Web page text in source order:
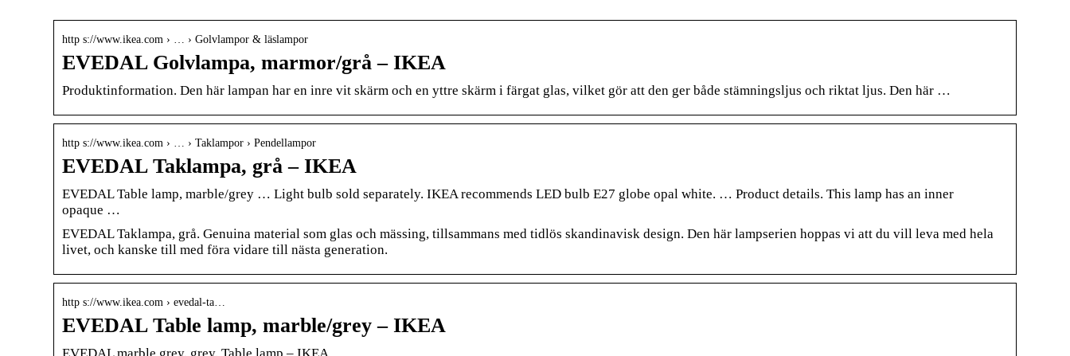
http s://www.ikea.com › … › Golvlampor & läslampor
EVEDAL Golvlampa, marmor/grå – IKEA
Produktinformation. Den här lampan har en inre vit skärm och en yttre skärm i färgat glas, vilket gör att den ger både stämningsljus och riktat ljus. Den här …
http s://www.ikea.com › … › Taklampor › Pendellampor
EVEDAL Taklampa, grå – IKEA
EVEDAL Table lamp, marble/grey … Light bulb sold separately. IKEA recommends LED bulb E27 globe opal white. … Product details. This lamp has an inner
opaque …
EVEDAL Taklampa, grå. Genuina material som glas och mässing, tillsammans med tidlös skandinavisk design. Den här lampserien hoppas vi att du vill leva med hela
livet, och kanske till med föra vidare till nästa generation.
http s://www.ikea.com › evedal-ta…
EVEDAL Table lamp, marble/grey – IKEA
EVEDAL marble grey, grey, Table lamp – IKEA